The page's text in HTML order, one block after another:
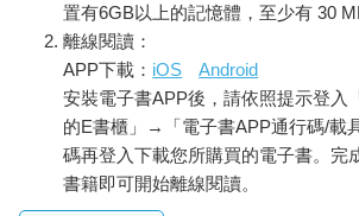
「所以你要阻止潘恩與朱莉，不讓這個女孩
「那是她父母的決定！」阿良近乎嘶吼的這
眼。為了不讓自己的女兒聽到，阿良隨即
有人要把小玲與小嫻帶到美國，無論那地方
想？」
置有6GB以上的記憶體，至少有 30
離線閱讀：
APP下載： iOS
Android
安裝電子書APP後，請依照提示登
的E書櫃」→「電子書APP通行碼/載
碼再登入下載您所購買的電子書。完
書籍即可開始離線閱讀。